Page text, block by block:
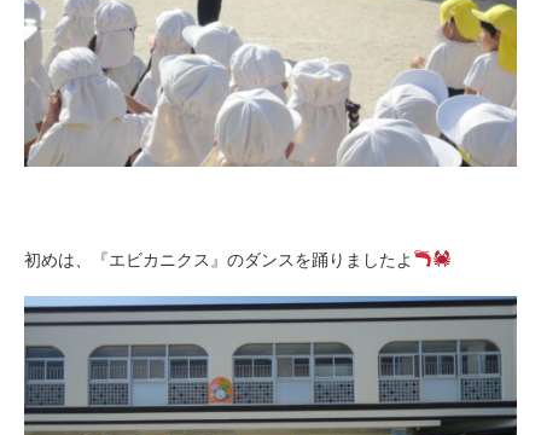
初めは、『エビカニクス』のダンスを踊りましたよ